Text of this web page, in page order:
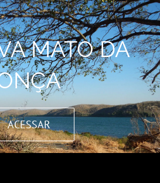
MATO DA
ACESSAR